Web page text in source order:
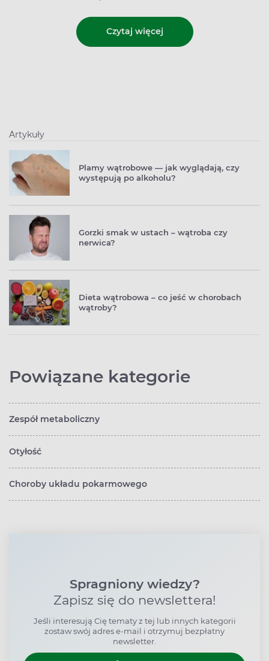
Czytaj więcej
Artykuły
Plamy wątrobowe — jak wyglądają, czy
występują po alkoholu?
Gorzki smak w ustach – wątroba czy
nerwica?
Dieta wątrobowa – co jeść w chorobach
wątroby?
Powiązane kategorie
Zespół metaboliczny
Otyłość
Choroby układu pokarmowego
Spragniony wiedzy?
Zapisz się do newslettera!
Jeśli interesują Cię tematy z tej lub innych kategorii
zostaw swój adres e-mail i otrzymuj bezpłatny
newsletter.